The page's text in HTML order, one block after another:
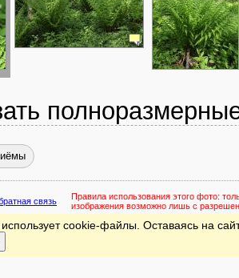
связь Правила использования этого фото:
изображения возможно лишь с
cookie-файлы. Оставаясь на